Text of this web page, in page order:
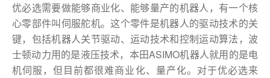
优必选需要做能够商业化、能够量产的机器人，有一个核
心零部件叫伺服舵机。这个零件是机器人的驱动技术的关
键，包括机器人关节驱动、运动技术和控制运动算法，波
士顿动力用的是液压技术，本田ASIMO机器人就用的是电
机伺服，但目前都很难商业化、量产化。对于优必选来